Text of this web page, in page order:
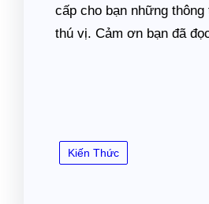
cấp cho bạn những
thú vị. Cảm ơn bạn đã
Kiến Thức